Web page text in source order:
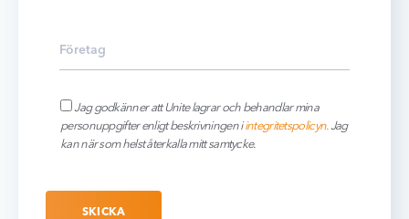
Jag godkänner att Unite lagrar och behandlar mina
personuppgifter enligt beskrivningen iintegritetspolicyn.Jag
kan när som helst återkalla mitt samtycke.